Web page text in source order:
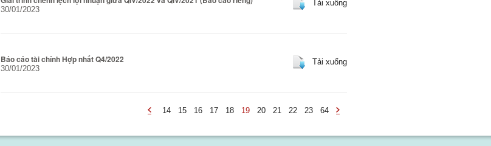
30/01/2023
Tải xuống
Báo cáo tài chính Hợp nhất Q4/2022
30/01/2023
Tải xuống
14 15 16 17 18 19 20 21 22 23
64